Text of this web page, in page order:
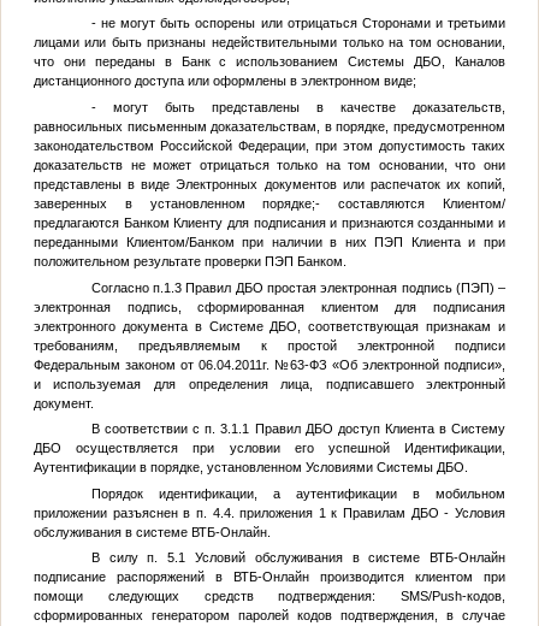
- не могут быть оспорены или отрицаться Сторонами и третьими
лицами или быть признаны недействительными только на том основании,
что они переданы в Банк с использованием Системы ДБО, Каналов
дистанционного доступа или оформлены в электронном виде;
- могут быть представлены в качестве доказательств,
равносильных письменным доказательствам, в порядке, предусмотренном
законодательством Российской Федерации, при этом допустимость таких
доказательств не может отрицаться только на том основании, что они
представлены в виде Электронных документов или распечаток их копий,
заверенных в установленном порядке;- составляются Клиентом/
предлагаются Банком Клиенту для подписания и признаются созданными и
переданными Клиентом/Банком при наличии в них ПЭП Клиента и при
положительном результате проверки ПЭП Банком.
Согласно п.1.3 Правил ДБО простая электронная подпись (ПЭП) –
электронная подпись, сформированная клиентом для подписания
электронного документа в Системе ДБО, соответствующая признакам и
требованиям, предъявляемым к простой электронной подписи
Федеральным законом от 06.04.2011г. №63-ФЗ «Об электронной подписи»,
и используемая для определения лица, подписавшего электронный
документ.
В соответствии с п. 3.1.1 Правил ДБО доступ Клиента в Систему
ДБО осуществляется при условии его успешной Идентификации,
Аутентификации в порядке, установленном Условиями Системы ДБО.
Порядок идентификации, а аутентификации в мобильном
приложении разъяснен в п. 4.4. приложения 1 к Правилам ДБО - Условия
обслуживания в системе ВТБ-Онлайн.
В силу п. 5.1 Условий обслуживания в системе ВТБ-Онлайн
подписание распоряжений в ВТБ-Онлайн производится клиентом при
помощи следующих средств подтверждения: SMS/Push-кодов,
сформированных генератором паролей кодов подтверждения, в случае